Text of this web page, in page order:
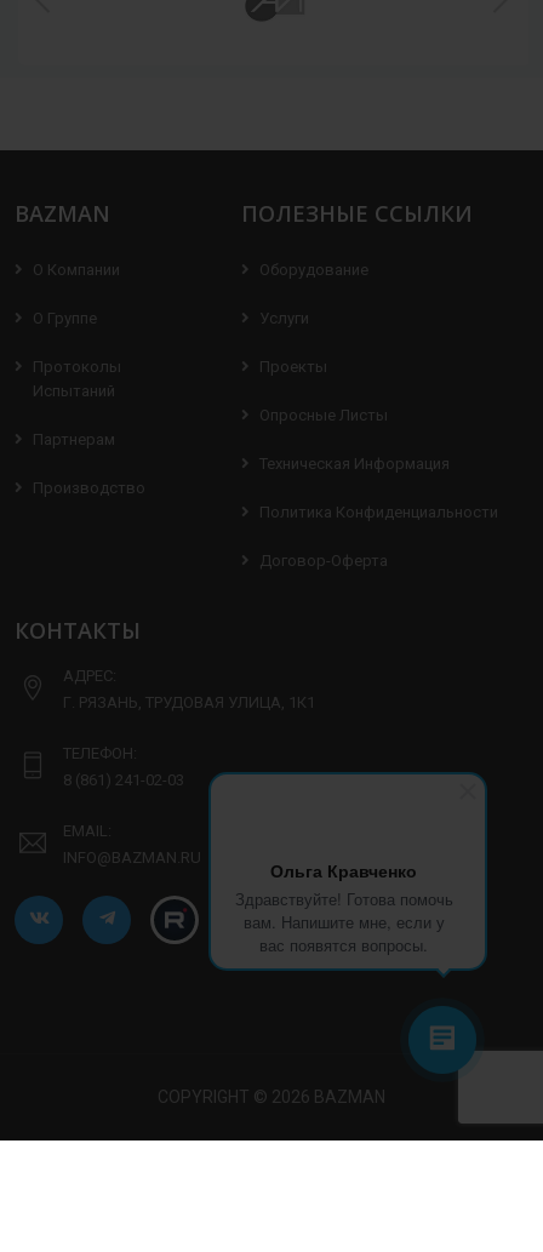
Ольга Кравченко
Здравствуйте! Готова помочь
вам. Напишите мне, если у
вас появятся вопросы.
BAZMAN
О Компании
О Группе
Протоколы
Испытаний
Партнерам
Производство
ПОЛЕЗНЫЕ ССЫЛКИ
Оборудование
Услуги
Проекты
Опросные Листы
Техническая Информация
Политика Конфиденциальности
Договор-Оферта
КОНТАКТЫ
АДРЕС:
Г. РЯЗАНЬ, ТРУДОВАЯ УЛИЦА, 1К1
ТЕЛЕФОН:
8 (861) 241-02-03
EMAIL:
INFO@BAZMAN.RU
COPYRIGHT © 2026 BAZMAN